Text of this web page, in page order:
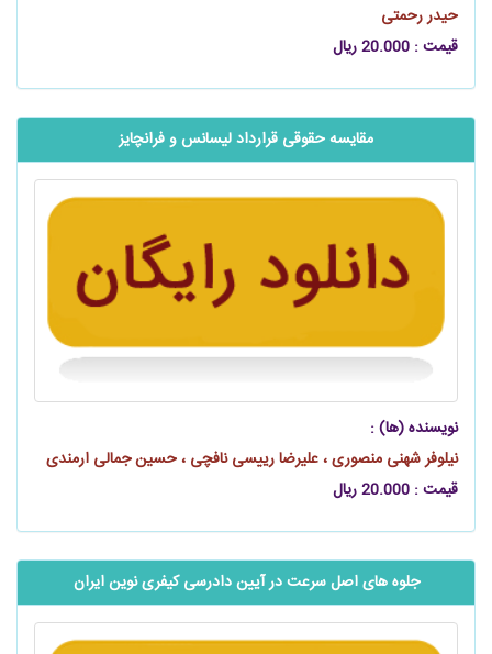
حیدر رحمتی
قیمت : 20.000 ریال
مقایسه حقوقی قرارداد لیسانس و فرانچایز
نویسنده (ها) :
نیلوفر شهنی منصوری ، علیرضا رییسی نافچی ، حسین جمالی ارمندی
قیمت : 20.000 ریال
جلوه‫ های اصل سرعت در آیین دادرسی کیفری نوین ایران‬